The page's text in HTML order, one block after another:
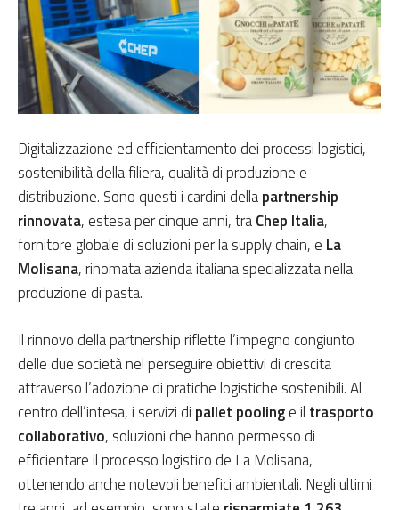
Digitalizzazione ed efficientamento dei processi logistici,
sostenibilità della filiera, qualità di produzione e
distribuzione. Sono questi i cardini dellapartnership
rinnovata, estesa per cinque anni, traChep Italia,
fornitore globale di soluzioni per la supply chain, e La
Molisana, rinomata azienda italiana specializzata nella
produzione di pasta.
Il rinnovo della partnership riflette l’impegno congiunto
delle due società nel perseguire obiettivi di crescita
attraverso l’adozione di pratiche logistiche sostenibili. Al
centro dell’intesa, i servizi di pallet poolinge il trasporto
collaborativo, soluzioni che hanno permesso di
efficientare il processo logistico de La Molisana,
ottenendo anche notevoli benefici ambientali. Negli ultimi